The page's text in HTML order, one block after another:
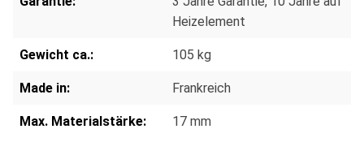
Heizelement
Gewicht ca.: 105 kg
Made in: Frankreich
Max. Materialstärke: 17 mm